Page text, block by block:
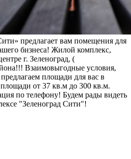
предлагает вам помещения для
бизнеса! Жилой комплекс,
г. Зеленоград, (
Взаимовыгодные условия,
площади для вас в
от 37 кв.м до 300 кв.м.
по телефону! Будем рады видеть
"Зеленоград Сити"!